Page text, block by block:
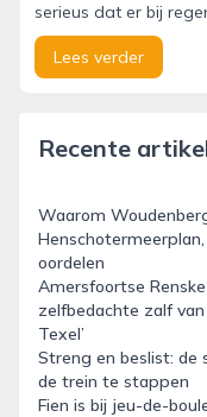
serieus dat er bij
Lees verder
Recente
Waarom
oordelen
Amersfoortse
zelfbedachte zalf
Texel’
Streng en beslist: de
de trein te stappen
Fien is bij jeu-de-